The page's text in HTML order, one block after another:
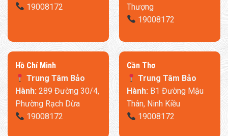
19008172
Thượng
19008172
​Hồ Chí Minh
Trung Tâm Bảo
Hành:289 Đường 30/4,
Phường Rạch Dừa
19008172
Cần Thơ
Trung Tâm Bảo
Hành:B1 Đường Mậu
Thân, Ninh Kiều
19008172